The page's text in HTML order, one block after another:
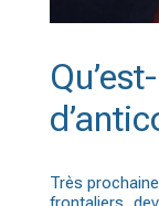
Très